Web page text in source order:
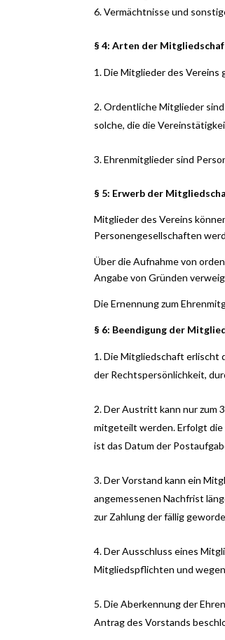
Vermächtnisse und
§ 4: Arten der
Die Mitglieder des Vereins
Ordentliche Mitglieder
solche, die die
Ehrenmitglieder sind
§ 5: Erwerb der
Mitglieder des Vereins
Personengesellschaften
Über die Aufnahme von
Angabe von Gründen
Die Ernennung zum
§ 6: Beendigung der
Die Mitgliedschaft erlischt
der Rechtspersönlichkeit,
Der Austritt kann nur zum
mitgeteilt werden. Erfolgt
ist das Datum der
Der Vorstand kann ein
angemessenen Nachfrist
zur Zahlung der fällig
Der Ausschluss eines
Mitgliedspflichten und
Die Aberkennung der
Antrag des Vorstands